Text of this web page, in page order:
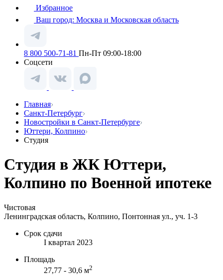
Избранное
Ваш город: Москва и Московская область
8 800 500-71-81 Пн-Пт 09:00-18:00
Соцсети
Главная
Санкт-Петербург
Новостройки в Санкт-Петербурге
Юттери, Колпино
Студия
Студия в ЖК Юттери,
Колпино по Военной ипотеке
Чистовая
Ленинградская область, Колпино, Понтонная ул., уч. 1-3
Срок сдачи
I квартал 2023
Площадь
27,77 - 30,6 м2